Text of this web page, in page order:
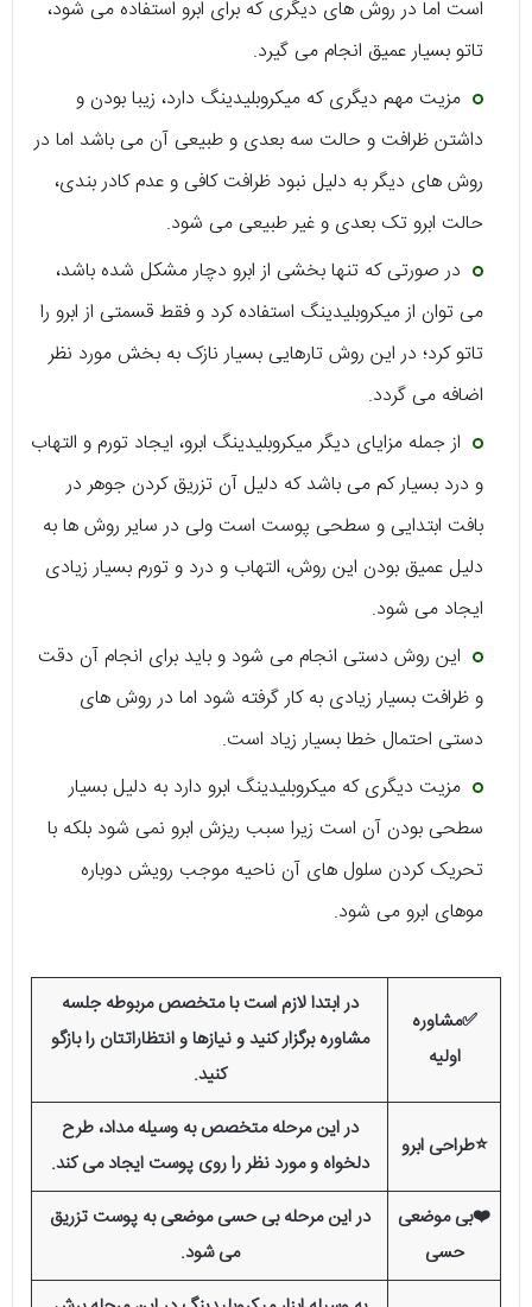
است اما در روش های دیگری که برای ابرو استفاده می شود،
تاتو بسیار عمیق انجام می گیرد.
مزیت مهم دیگری که میکروبلیدینگ دارد، زیبا بودن و
داشتن ظرافت و حالت سه بعدی و طبیعی آن می باشد اما در
روش های دیگر به دلیل نبود ظرافت کافی و عدم کادر بندی،
حالت ابرو تک بعدی و غیر طبیعی می شود.
در صورتی که تنها بخشی از ابرو دچار مشکل شده باشد،
می توان از میکروبلیدینگ استفاده کرد و فقط قسمتی از ابرو را
تاتو کرد؛ در این روش تارهایی بسیار نازک به بخش مورد نظر
اضافه می گردد.
از جمله مزایای دیگر میکروبلیدینگ ابرو، ایجاد تورم و التهاب
و درد بسیار کم می باشد که دلیل آن تزریق کردن جوهر در
بافت ابتدایی و سطحی پوست است ولی در سایر روش ها به
دلیل عمیق بودن این روش، التهاب و درد و تورم بسیار زیادی
ایجاد می شود.
این روش دستی انجام می شود و باید برای انجام آن دقت
و ظرافت بسیار زیادی به کار گرفته شود اما در روش های
دستی احتمال خطا بسیار زیاد است.
مزیت دیگری که میکروبلیدینگ ابرو دارد به دلیل بسیار
سطحی بودن آن است زیرا سبب ریزش ابرو نمی شود بلکه با
تحریک کردن سلول های آن ناحیه موجب رویش دوباره
موهای ابرو می شود.
✅مشاوره
اولیه
در ابتدا لازم است با متخصص مربوطه جلسه
مشاوره برگزار کنید و نیازها و انتظاراتتان را بازگو
کنید.
⭐طراحی ابرو
در این مرحله متخصص به وسیله مداد، طرح
دلخواه و مورد نظر را روی پوست ایجاد می کند.
❤️بی موضعی
حسی
در این مرحله بی حسی موضعی به پوست تزریق
می شود.